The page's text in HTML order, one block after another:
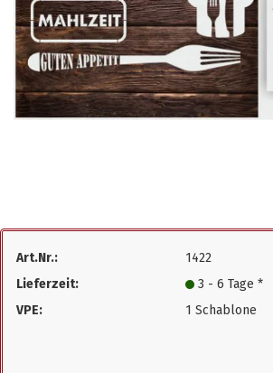
Art.Nr.:
1422
Lieferzeit:
3 - 6 Tage *
VPE:
1 Schablone